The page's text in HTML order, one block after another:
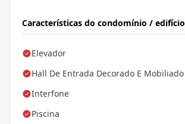
Características do condomínio / edifício
Elevador
Hall De Entrada Decorado E Mobiliado
Interfone
Piscina